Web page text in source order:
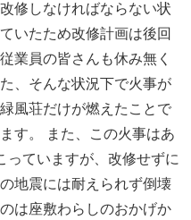
修しなければならない状
いたため改修計画は後回
業員の皆さんも休み無く
、そんな状況下で火事が
風荘だけが燃えたことで
す。 また、この火事はあ
っていますが、改修せずに
地震には耐えられず倒壊
は座敷わらしのおかげか